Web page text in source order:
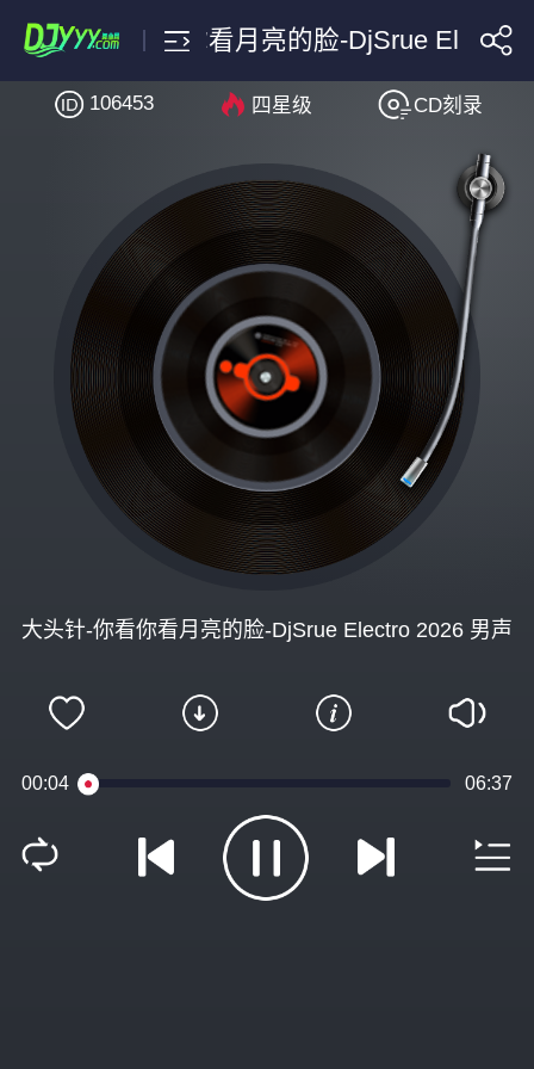
搜索
大头针-你看你看月亮的脸-DjSrue Electro
大头针-你看你看月亮的脸-DjSrue Electro 2026 男声
106453 四星级 CD刻录
00:05 06:37